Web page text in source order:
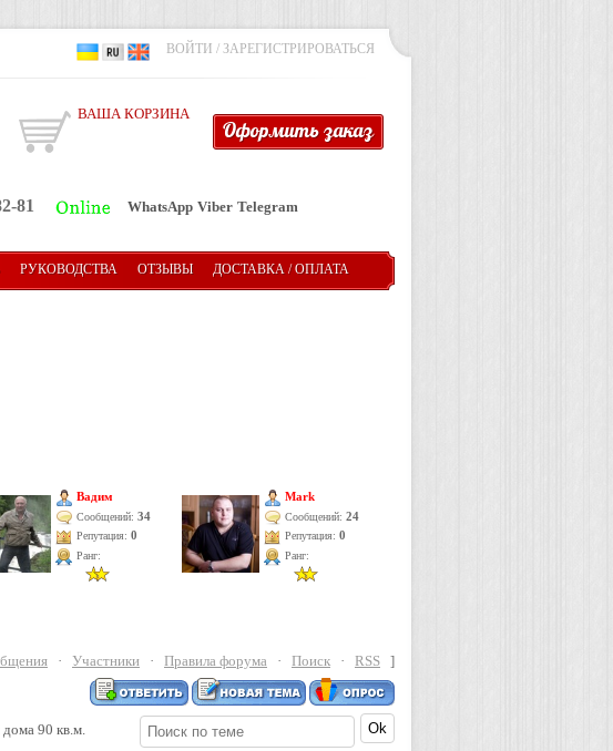
ВОЙТИ / ЗАРЕГИСТРИРОВАТЬСЯ
Оформить заказ
ВАША КОРЗИНА
81 WhatsApp Viber Telegram
РУКОВОДСТВА ОТЗЫВЫ ДОСТАВКА / ОПЛАТА
Вадим
Сообщений: 34
Репутация: 0
Ранг:
Mark
Сообщений: 24
Репутация: 0
Ранг:
· Участники · Правила форума · Поиск · RSS ]
дома 90 кв.м.